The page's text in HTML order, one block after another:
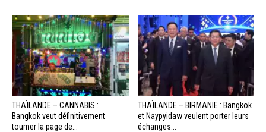
THAÏLANDE – CANNABIS :
Bangkok veut définitivement
tourner la page de...
THAÏLANDE – BIRMANIE : Bangkok
et Naypyidaw veulent porter leurs
échanges...